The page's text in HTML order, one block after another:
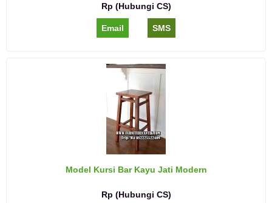
Rp (Hubungi CS)
Email SMS
Model Kursi Bar Kayu Jati Modern
Rp (Hubungi CS)